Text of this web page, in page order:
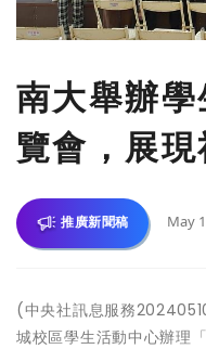
南大舉辦
覽會，展
推廣新聞稿 May
(中央社訊息服務
城校區學生活動中心辦理